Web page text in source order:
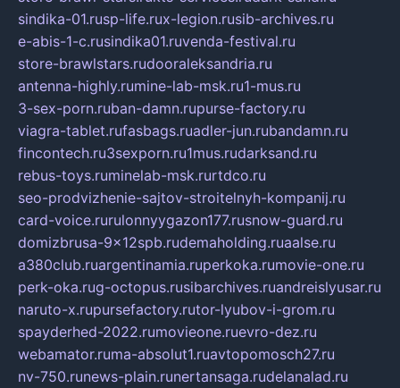
sindika-01.rusp-life.rux-legion.rusib-archives.ru
e-abis-1-c.rusindika01.ruvenda-festival.ru
store-brawlstars.rudooraleksandria.ru
antenna-highly.rumine-lab-msk.ru1-mus.ru
3-sex-porn.ruban-damn.rupurse-factory.ru
viagra-tablet.rufasbags.ruadler-jun.rubandamn.ru
fincontech.ru3sexporn.ru1mus.rudarksand.ru
rebus-toys.ruminelab-msk.rurtdco.ru
seo-prodvizhenie-sajtov-stroitelnyh-kompanij.ru
card-voice.rurulonnyygazon177.rusnow-guard.ru
domizbrusa-9x12spb.rudemaholding.ruaalse.ru
a380club.ruargentinamia.ruperkoka.rumovie-one.ru
perk-oka.rug-octopus.rusibarchives.ruandreislyusar.ru
naruto-x.rupursefactory.rutor-lyubov-i-grom.ru
spayderhed-2022.rumovieone.ruevro-dez.ru
webamator.ruma-absolut1.ruavtopomosch27.ru
nv-750.runews-plain.runertansaga.rudelanalad.ru